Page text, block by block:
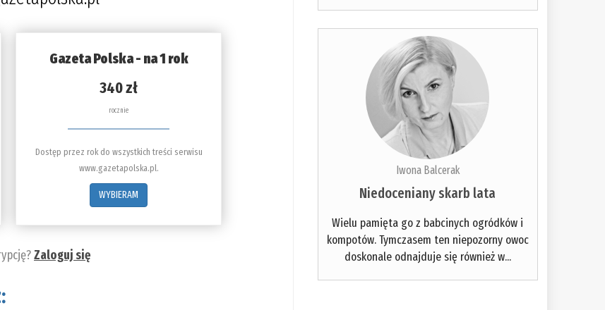
Gazeta Polska - na 1 rok
340 zł
rocznie
Dostęp przez rok do wszystkich treści serwisu
www.gazetapolska.pl.
WYBIERAM
Zaloguj się
Iwona Balcerak
Niedoceniany skarb lata
Wielu pamięta go z babcinych ogródków i
kompotów. Tymczasem ten niepozorny owoc
doskonale odnajduje się również w...